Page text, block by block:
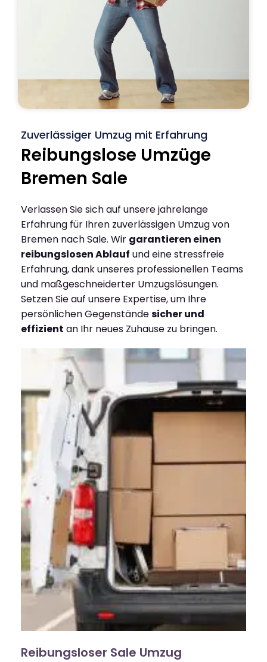
Zuverlässiger Umzug mit Erfahrung
Reibungslose Umzüge
Bremen Sale
Verlassen Sie sich auf unsere jahrelange
Erfahrung für Ihren zuverlässigen Umzug von
Bremen nach Sale. Wir garantieren einen
reibungslosen Ablauf und eine stressfreie
Erfahrung, dank unseres professionellen Teams
und maßgeschneiderter Umzugslösungen.
Setzen Sie auf unsere Expertise, um Ihre
persönlichen Gegenständesicher und
effizient an Ihr neues Zuhause zu bringen.
Reibungsloser Sale Umzug